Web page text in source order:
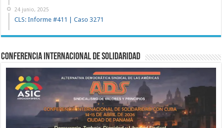
24 junio, 2025
CLS: Informe #411 | Caso 3271
Conferencia Internacional de Solidaridad